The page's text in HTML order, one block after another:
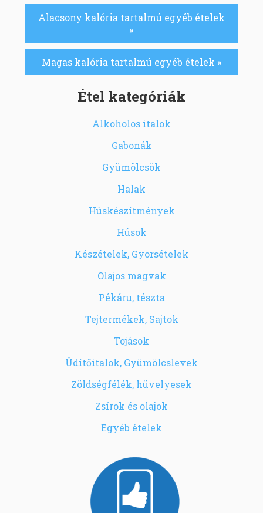
Alacsony kalória tartalmú egyéb ételek
»
Magas kalória tartalmú egyéb ételek »
Étel kategóriák
Alkoholos italok
Gabonák
Gyümölcsök
Halak
Húskészítmények
Húsok
Készételek, Gyorsételek
Olajos magvak
Pékáru, tészta
Tejtermékek, Sajtok
Tojások
Üdítőitalok, Gyümölcslevek
Zöldségfélék, hüvelyesek
Zsírok és olajok
Egyéb ételek